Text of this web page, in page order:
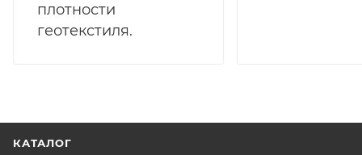
плотности
геотекстиля.
КАТАЛОГ